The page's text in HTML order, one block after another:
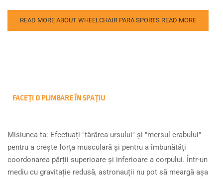
READ MORE ABOUT WHEELCHAIR PARA SPORTS READ MORE
FACEȚI O PLIMBARE ÎN SPAȚIU
Misiunea ta: Efectuați "târârea ursului" și "mersul crabului"
pentru a crește forța musculară și pentru a îmbunătăți
coordonarea părții superioare și inferioare a corpului. Într-un
mediu cu gravitație redusă, astronauții nu pot să meargă așa